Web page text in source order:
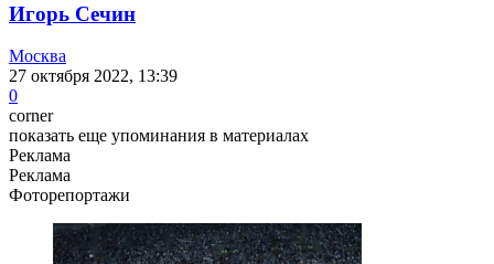
Игорь Сечин
Москва
27 октября 2022, 13:39
0
corner
показать еще упоминания в материалах
Реклама
Реклама
Фоторепортажи